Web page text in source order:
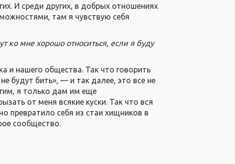
И среди других, в добрых отношениях
там я чувствую себя
ко мне хорошо относиться, если я буду
и нашего общества. Так что говорить
будут бить», — и так далее, это все не
я только дам им еще
от меня всякие куски. Так что вся
превратило себя из стаи хищников в
сообщество.